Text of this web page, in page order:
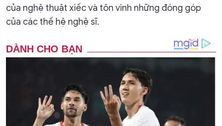
của nghệ thuật xiếc và tôn vinh những đóng góp
của các thế hệ nghệ sĩ.